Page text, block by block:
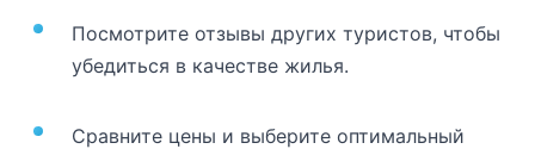
Посмотрите отзывы других туристов, чтобы
убедиться в качестве жилья.
Сравните цены и выберите оптимальный